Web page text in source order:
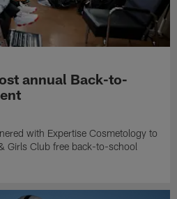
annual Back-to-
with Expertise Cosmetology to
Girls Club free back-to-school